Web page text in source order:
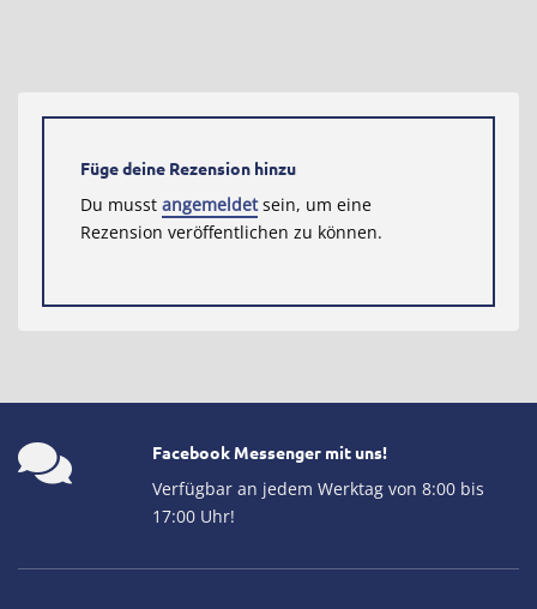
Füge deine Rezension hinzu
Du musst angemeldetsein, um eine
Rezension veröffentlichen zu können.
Facebook Messenger mit uns!
Verfügbar an jedem Werktag von 8:00 bis
17:00 Uhr!